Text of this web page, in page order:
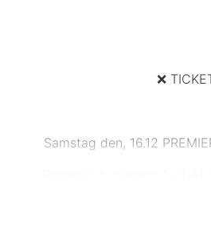
❌
Samstag den, 16.12
einem großen Club mit
Kapazität, haben